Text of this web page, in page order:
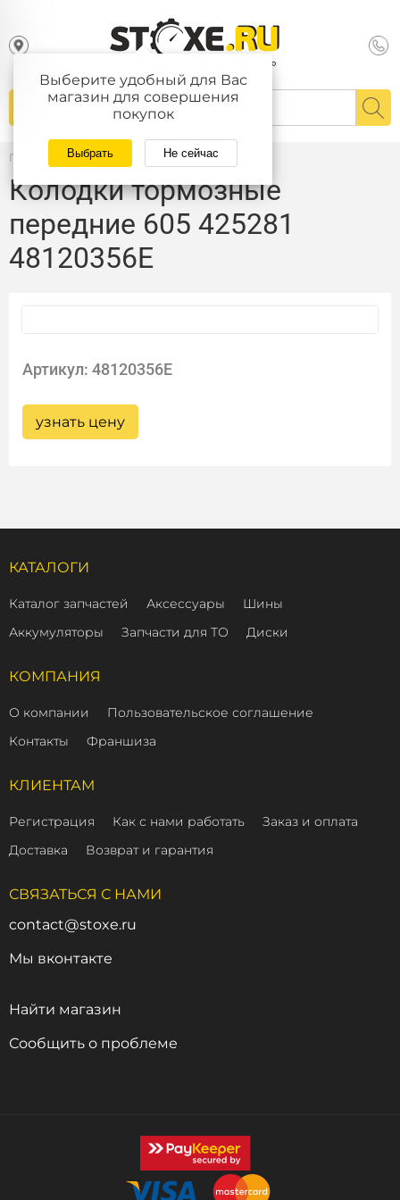
Выберите удобный для Вас
магазин для совершения
покупок
Выбрать Не сейчас
Главная / Каталог
Колодки тормозные
передние 605 425281
48120356E
Артикул: 48120356E
узнать цену
КАТАЛОГИ
Каталог запчастей Аксессуары
Шины
Аккумуляторы
Запчасти для ТО Диски
КОМПАНИЯ
О компании
Пользовательское соглашение
Контакты
Франшиза
КЛИЕНТАМ
Регистрация Как с нами работать
Заказ и оплата
Доставка
Возврат и гарантия
СВЯЗАТЬСЯ С НАМИ
contact@stoxe.ru
Мы вконтакте
Найти магазин
Сообщить о проблеме